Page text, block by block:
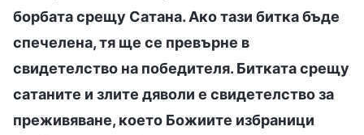
борбата срещу Сатана. Ако тази битка бъде
спечелена, тя ще се превърне в
свидетелство на победителя. Битката срещу
сатаните и злите дяволи е свидетелство за
преживяване, което Божиите избраници